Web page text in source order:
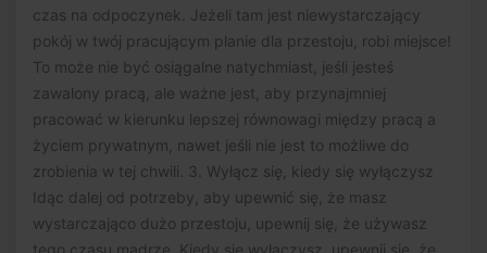
czas na odpoczynek. Jeżeli tam jest niewystarczający
pokój w twój pracującym planie dla przestoju, robi miejsce!
To może nie być osiągalne natychmiast, jeśli jesteś
zawalony pracą, ale ważne jest, aby przynajmniej
pracować w kierunku lepszej równowagi między pracą a
życiem prywatnym, nawet jeśli nie jest to możliwe do
zrobienia w tej chwili. 3. Wyłącz się, kiedy się wyłączysz
Idąc dalej od potrzeby, aby upewnić się, że masz
wystarczająco dużo przestoju, upewnij się, że używasz
tego czasu mądrze. Kiedy się wyłączysz, upewnij się, że